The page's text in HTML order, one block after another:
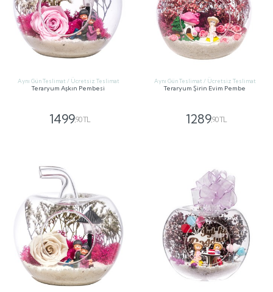
Aynı Gün Teslimat / Ücretsiz Teslimat
Teraryum Aşkın Pembesi
1499,90 TL
Aynı Gün Teslimat / Ücretsiz Teslimat
Teraryum Şirin Evim Pembe
1289,90 TL